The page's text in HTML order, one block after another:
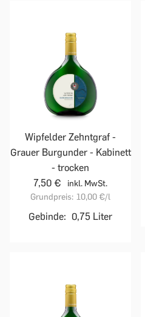
Wipfelder Zehntgraf -
Grauer Burgunder - Kabinett
- trocken
7,50 €
inkl. MwSt.
Grundpreis: 10,00 €/l
Gebinde: 0,75 Liter